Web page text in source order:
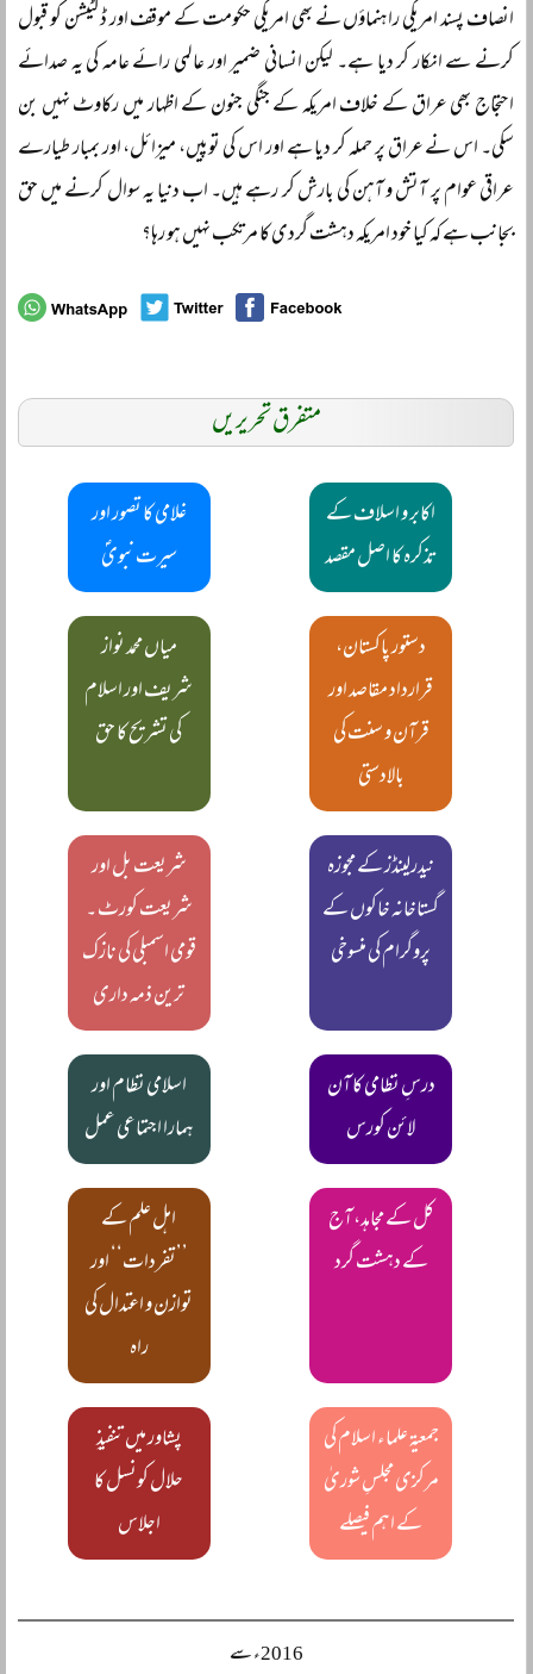
انصاف پسند امریکی راہنماؤں نے بھی امریکی حکومت کے موقف اور ڈکٹیشن کو قبول
کرنے سے انکار کر دیا ہے۔ لیکن انسانی ضمیر اور عالمی رائے عامہ کی یہ صدائے
احتجاج بھی عراق کے خلاف امریکہ کے جنگی جنون کے اظہار میں رکاوٹ نہیں بن
سکی۔ اس نے عراق پر حملہ کر دیا ہے اور اس کی توپیں، میزائل، اور بمبار طیارے
عراقی عوام پر آتش و آہن کی بارش کر رہے ہیں۔ اب دنیا یہ سوال کرنے میں حق
بجانب ہے کہ کیا خود امریکہ دہشت گردی کا مرتکب نہیں ہو رہا؟
متفرق تحریریں
اکابر و اسلاف کے
تذکرہ کا اصل مقصد
غلامی کا تصور اور
سیرت نبویؐ
دستور پاکستان،
قرارداد مقاصد اور
قرآن و سنت کی
بالادستی
میاں محمد نواز
شریف اور اسلام
کی تشریح کا حق
نیدرلینڈز کے مجوزہ
گستاخانہ خاکوں کے
پروگرام کی منسوخی
شریعت بل اور
شریعت کورٹ ۔
قومی اسمبلی کی نازک
ترین ذمہ داری
درسِ نظامی کا آن
لائن کورس
اسلامی نظام اور
ہمارا اجتماعی عمل
کل کے مجاہد، آج
کے دہشت گرد
اہل علم کے
’’تفردات‘‘ اور
توازن و اعتدال کی
راہ
جمعیۃ علماء اسلام کی
مرکزی مجلسِ شوریٰ
کے اہم فیصلے
پشاور میں تنفیذِ
حلال کونسل کا
اجلاس
2016ء سے